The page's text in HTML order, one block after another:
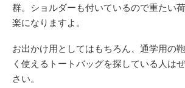
群。ショルダーも付いているので重たい
楽になりますよ。
お出かけ用としてはもちろん、通学用の
く使えるトートバッグを探している人は
さい。